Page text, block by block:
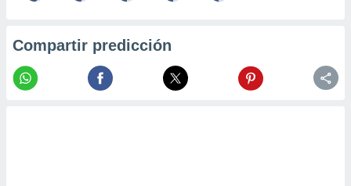
Compartir predicción